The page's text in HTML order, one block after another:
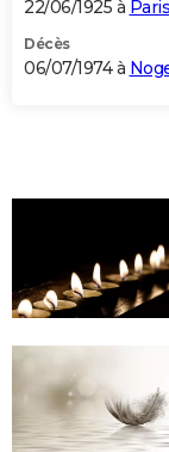
22/06/1925 à Paris
Décès
06/07/1974 à